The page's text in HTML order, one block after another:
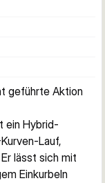
geführte Aktion
ein Hybrid-
Lauf,
lässt sich mit
Einkurbeln